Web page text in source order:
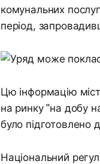
комунальних
період,
Цю інформацію
на ринку "на добу
було підготовлено
Національний